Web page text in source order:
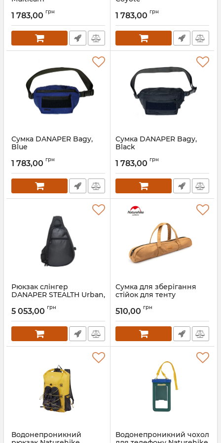
1 783,00 грн 1 783,00 грн
Сумка DANAPER Bagy,
Blue
1 783,00 грн
Сумка DANAPER Bagy,
Black
1 783,00 грн
Рюкзак слінгер
DANAPER STEALTH Urban,
5 053,00 грн
Сумка для зберігання
стійок для тенту
розмір L
Артикул:7_67724
510,00 грн
Водонепроникний
Водонепроникний чохол